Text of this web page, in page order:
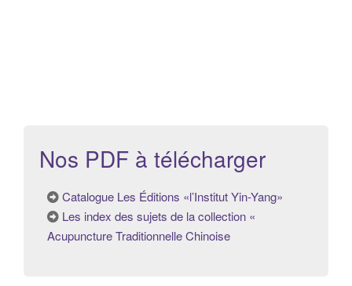
Nos PDF à télécharger
Catalogue Les Éditions «l’Institut Yin-Yang»
Les index des sujets de la collection «
Acupuncture Traditionnelle Chinoise